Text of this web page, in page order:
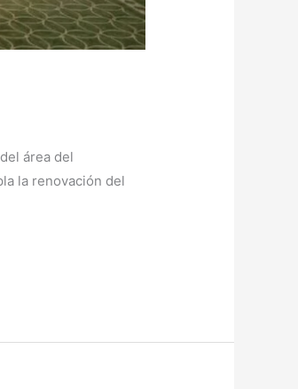
área del
la renovación del